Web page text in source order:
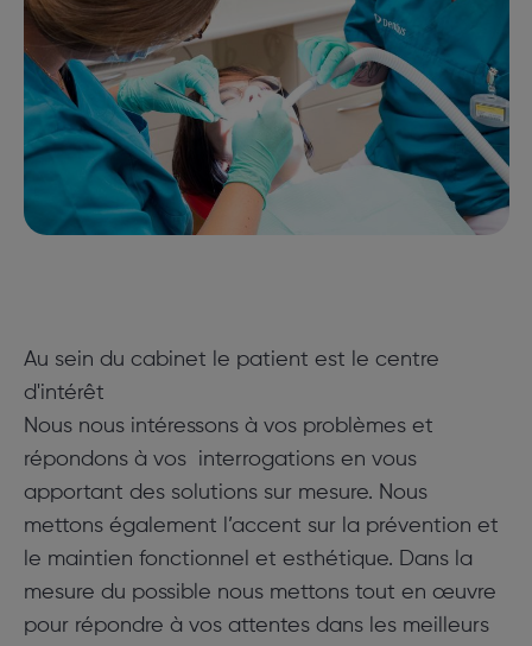
Au sein du cabinet le patient est le centre
d'intérêt
Nous nous intéressons à vos problèmes et
répondons à vos interrogations en vous
apportant des solutions sur mesure. Nous
mettons également l’accent sur la prévention et
le maintien fonctionnel et esthétique. Dans la
mesure du possible nous mettons tout en œuvre
pour répondre à vos attentes dans les meilleurs